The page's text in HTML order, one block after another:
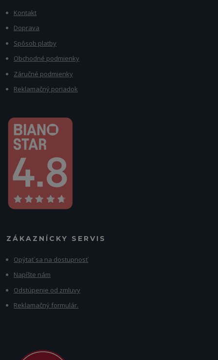
Kontakt
Doprava
Spôsob platby
Obchodné podmienky
Záručné podmienky
Reklamačný poriadok
ZÁKAZNÍCKY SERVIS
Opýtať sa na dostupnosť
Napíšte nám
Odstúpenie od zmluvy
Reklamačný formulár.